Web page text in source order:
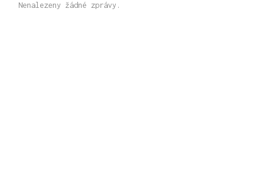
Nenalezeny žádné zprávy.